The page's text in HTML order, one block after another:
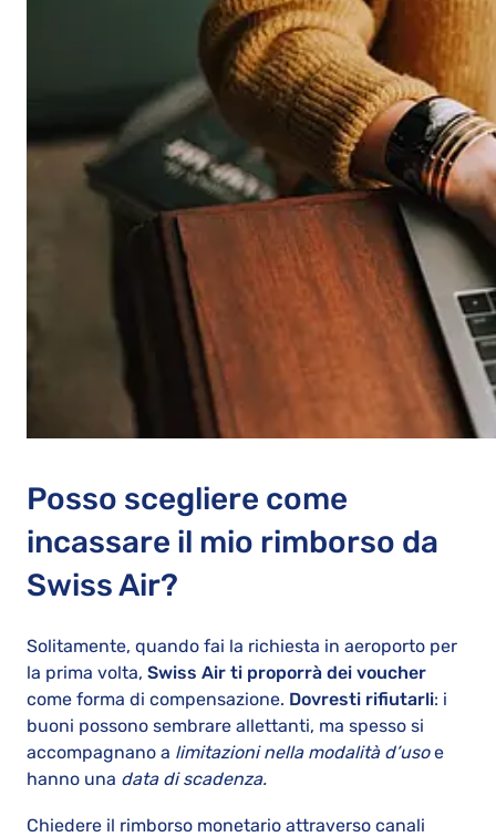
Posso scegliere come
incassare il mio rimborso da
Swiss Air?
Solitamente, quando fai la richiesta in aeroporto per
la prima volta, Swiss Air ti proporrà dei voucher
come forma di compensazione. Dovresti rifiutarli: i
buoni possono sembrare allettanti, ma spesso si
accompagnano a limitazioni nella modalità d’usoe
hanno una data di scadenza.
Chiedere il rimborso monetario attraverso canali